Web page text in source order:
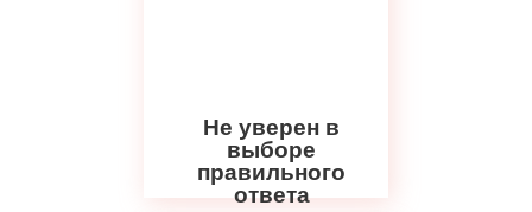
Не уверен в
выборе
правильного
ответа